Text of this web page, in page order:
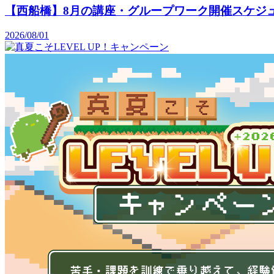
【西船橋】8月の講座・グループワーク開催スケジ
2026/08/01